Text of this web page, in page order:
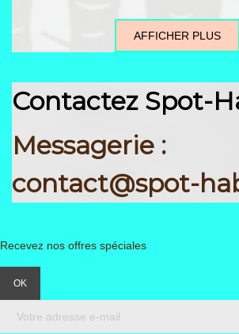
AFFICHER PLUS
Contactez Spot-
Messagerie :
contact@spot-
Recevez nos offres spéciales